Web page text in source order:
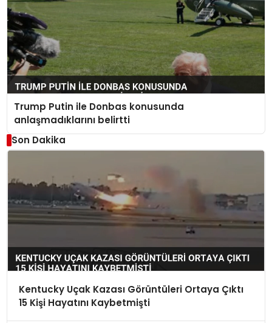
Trump Putin ile Donbas konusunda
anlaşmadıklarını belirtti
Son Dakika
Kentucky Uçak Kazası Görüntüleri Ortaya Çıktı
15 Kişi Hayatını Kaybetmişti